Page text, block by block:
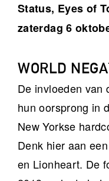
Status, Eyes of
zaterdag 6
WORLD
De invloeden van
hun oorsprong in
New Yorkse
Denk hier aan
en Lionheart. De